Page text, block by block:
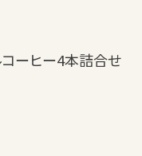
コーヒー4本詰合せ